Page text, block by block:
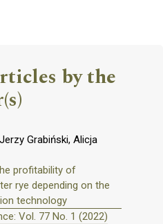
by the
Grabiński, Alicja
profitability of
rye depending on the
technology
Vol. 77 No. 1 (2022)